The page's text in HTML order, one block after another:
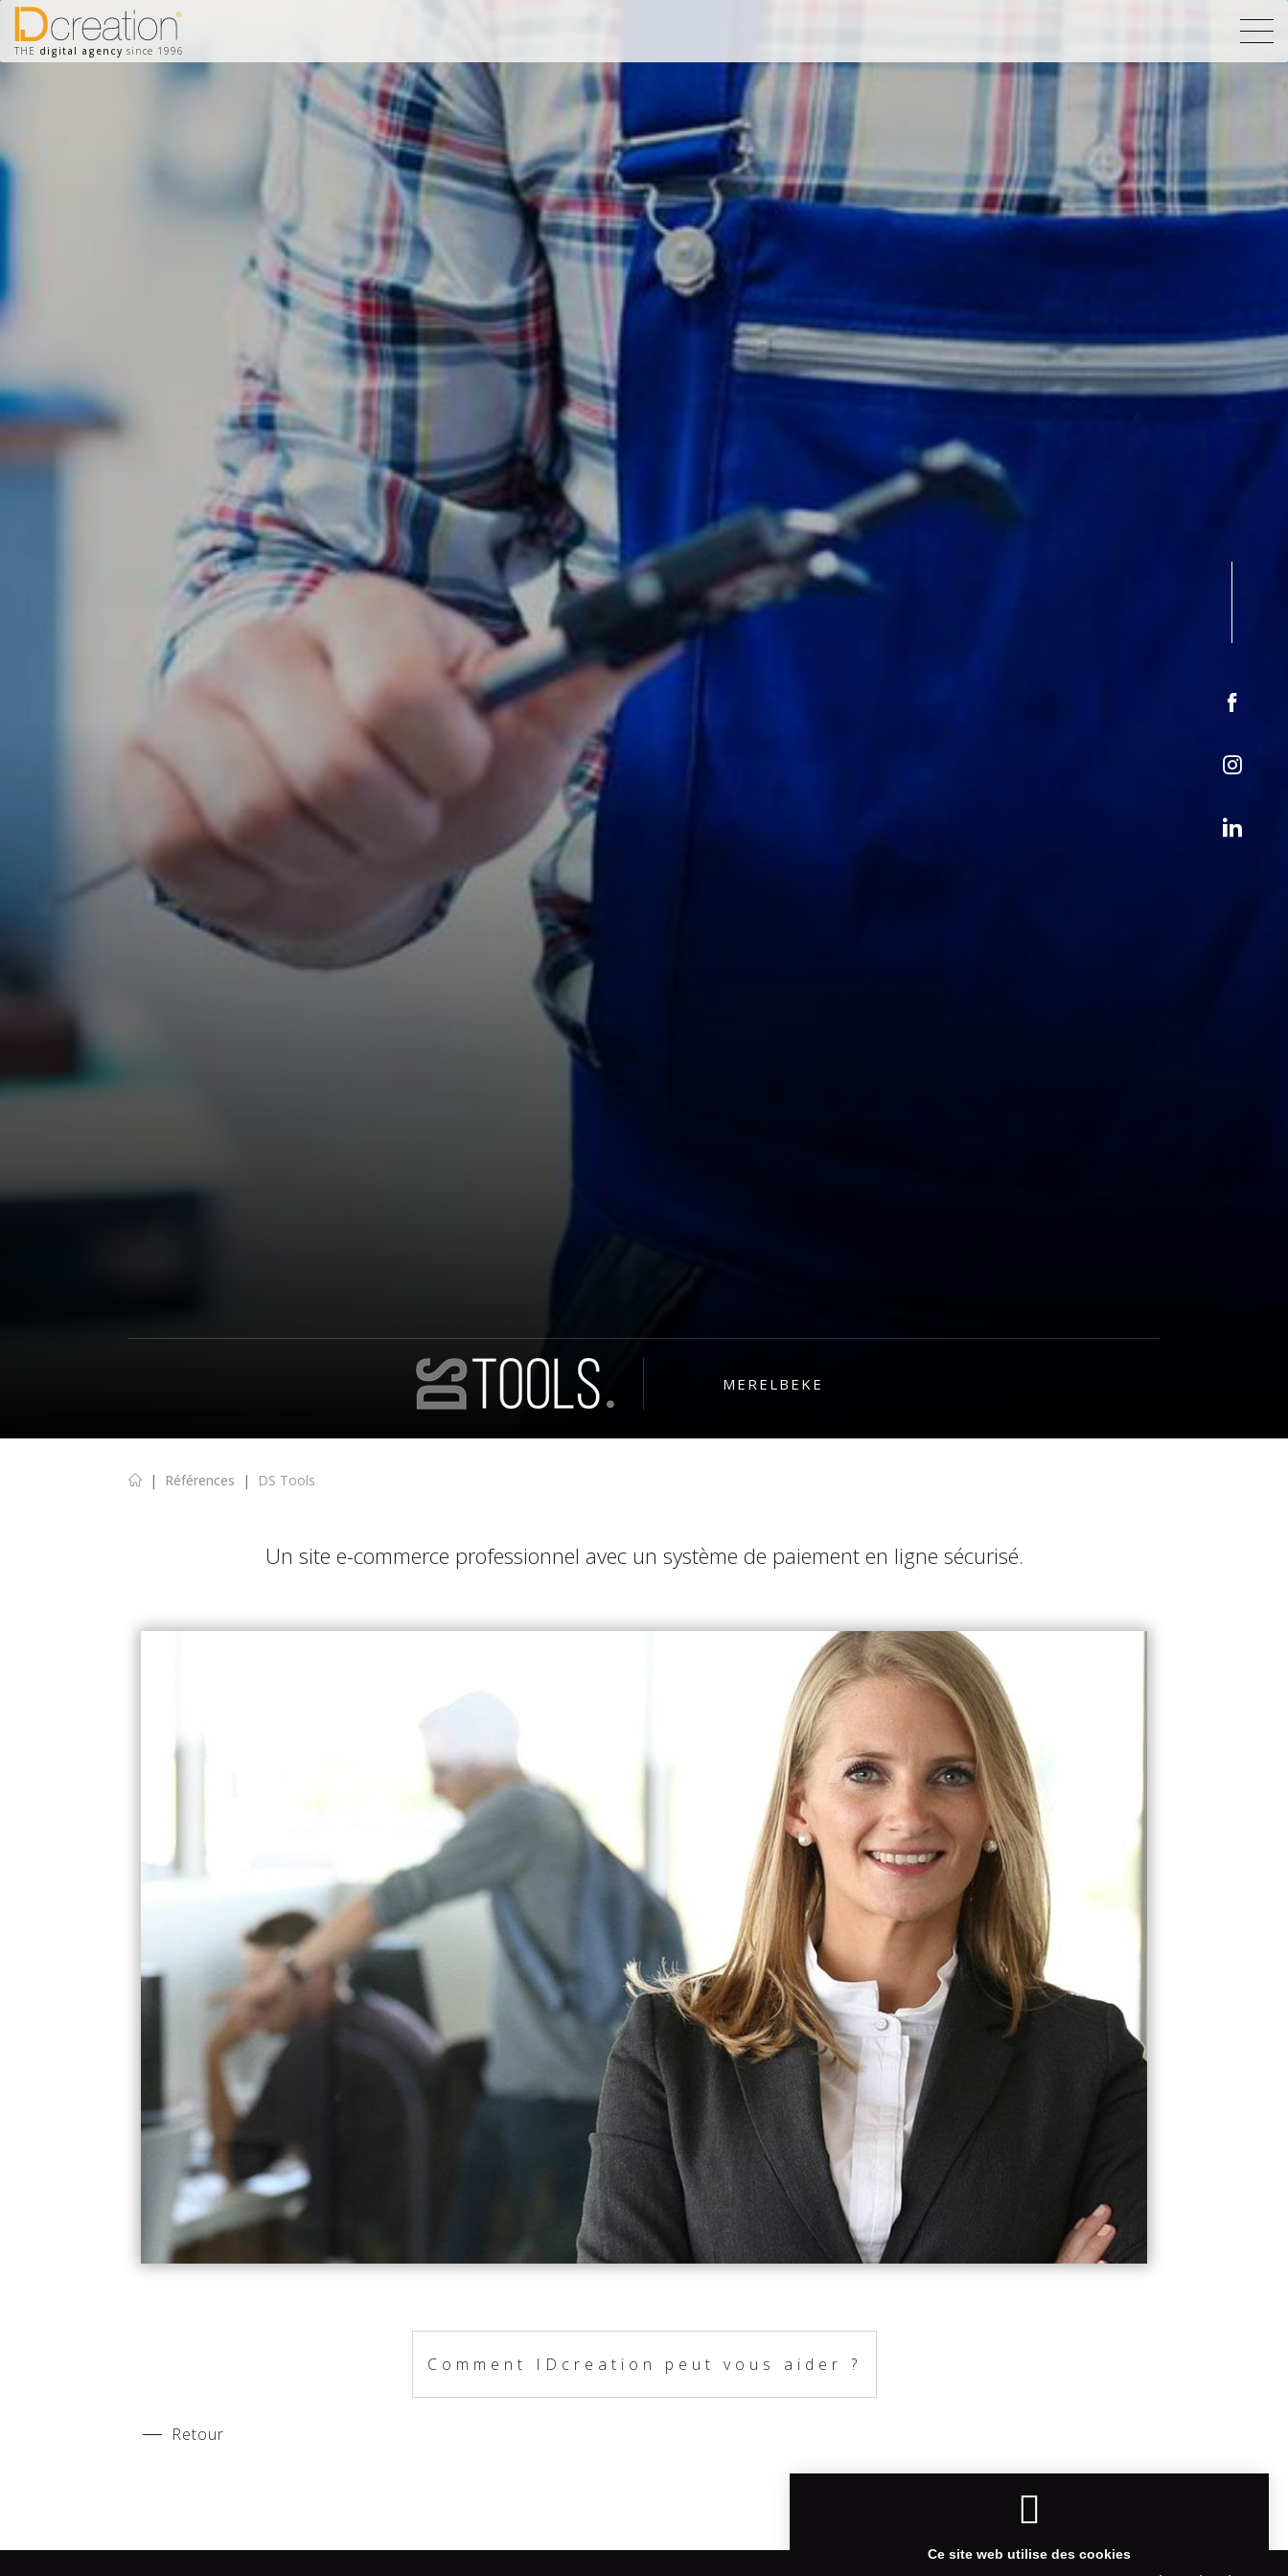
THE digital agency since 1996
MERELBEKE
Références DS Tools
Un site e-commerce professionnel avec un système de paiement en ligne sécurisé.
Comment IDcreation peut vous aider ?
Retour
Ce site web utilise des cookies